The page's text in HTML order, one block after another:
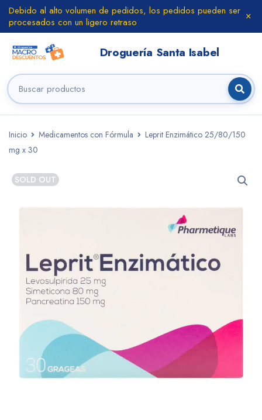
Debido al alto volumen de pedidos, los pedidos pueden ser
procesados con un ligero retraso
Inicio Medicamentos con Fórmula
Leprit Enzimático 25/80/150
mg x 30
SOLD OUT